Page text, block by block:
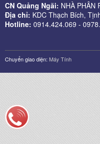
CN Quảng Ngãi: NHÀ PHÂN
Địa chỉ: KDC Thạch Bích,
Hotline: 0914.424.069 -
Chuyển giao diện: Máy Tính